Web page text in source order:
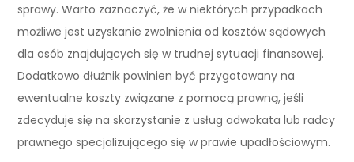
sprawy. Warto zaznaczyć, że w niektórych przypadkach
możliwe jest uzyskanie zwolnienia od kosztów sądowych
dla osób znajdujących się w trudnej sytuacji finansowej.
Dodatkowo dłużnik powinien być przygotowany na
ewentualne koszty związane z pomocą prawną, jeśli
zdecyduje się na skorzystanie z usług adwokata lub radcy
prawnego specjalizującego się w prawie upadłościowym.